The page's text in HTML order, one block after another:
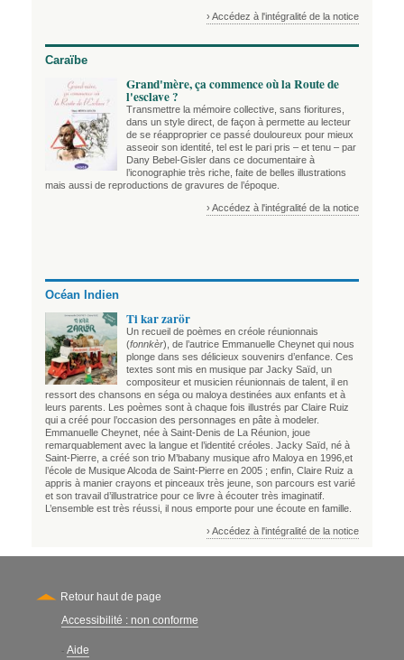
› Accédez à l'intégralité de la notice
Caraïbe
Grand'mère, ça commence où la Route de
l'esclave ?
Transmettre la mémoire collective, sans fioritures,
dans un style direct, de façon à permette au lecteur
de se réapproprier ce passé douloureux pour mieux
asseoir son identité, tel est le pari pris – et tenu – par
Dany Bebel-Gisler dans ce documentaire à
l’iconographie très riche, faite de belles illustrations
mais aussi de reproductions de gravures de l’époque.
› Accédez à l'intégralité de la notice
Océan Indien
Ti kar zarör
Un recueil de poèmes en créole réunionnais
(fonnkèr), de l’autrice Emmanuelle Cheynet qui nous
plonge dans ses délicieux souvenirs d’enfance. Ces
textes sont mis en musique par Jacky Saïd, un
compositeur et musicien réunionnais de talent, il en
ressort des chansons en séga ou maloya destinées aux enfants et à
leurs parents. Les poèmes sont à chaque fois illustrés par Claire Ruiz
qui a créé pour l’occasion des personnages en pâte à modeler.
Emmanuelle Cheynet, née à Saint-Denis de La Réunion, joue
remarquablement avec la langue et l’identité créoles. Jacky Saïd, né à
Saint-Pierre, a créé son trio M’babany musique afro Maloya en 1996,et
l’école de Musique Alcoda de Saint-Pierre en 2005 ; enfin, Claire Ruiz a
appris à manier crayons et pinceaux très jeune, son parcours est varié
et son travail d’illustratrice pour ce livre à écouter très imaginatif.
L’ensemble est très réussi, il nous emporte pour une écoute en famille.
› Accédez à l'intégralité de la notice
Retour haut de page
Secondary
Accessibilité : non conforme
- Aide